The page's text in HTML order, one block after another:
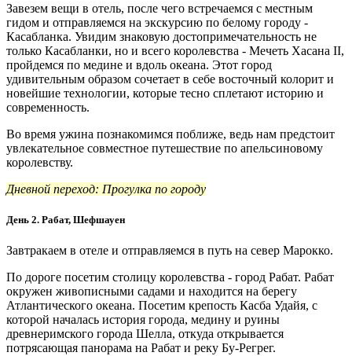
Завезем вещи в отель, после чего встречаемся с местным
гидом и отправляемся на экскурсию по белому городу -
Касабланка. Увидим знаковую достопримечательность не
только Касабланки, но и всего королевства - Мечеть Хасана II,
пройдемся по медине и вдоль океана. Этот город
удивительным образом сочетает в себе восточный колорит и
новейшие технологии, которые тесно сплетают историю и
современность.
Во время ужина познакомимся поближе, ведь нам предстоит
увлекательное совместное путешествие по апельсиновому
королевству.
Дневной переход: Прогулка по городу
День 2. Рабат, Шефшауен
Завтракаем в отеле и отправляемся в путь на север Марокко.
По дороге посетим столицу королевства - город Рабат. Рабат
окружен живописными садами и находится на берегу
Атлантического океана. Посетим крепость Касба Удайя, с
которой началась история города, медину и руины
древнеримского города Шелла, откуда открывается
потрясающая панорама на Рабат и реку Бу-Регрег.